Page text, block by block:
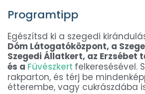
Programtipp
Egészítsd ki a szegedi
Dóm Látogatóközpont, a
Szegedi Állatkert, az Erzsébet
és a Füvészkert felkeresésével.
rakparton, és térj be
étterembe, vagy cukrászdába